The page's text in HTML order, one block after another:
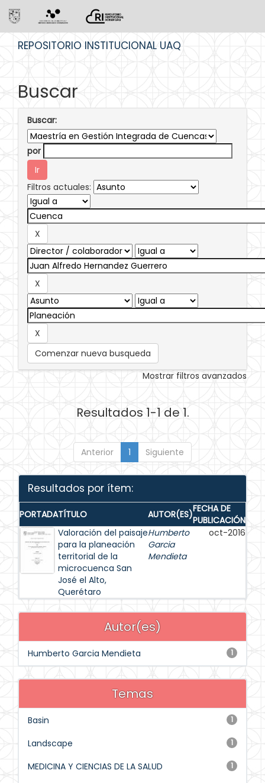
REPOSITORIO INSTITUCIONAL UAQ
Buscar
Buscar:
por
Filtros actuales:
Comenzar nueva busqueda
Mostrar filtros avanzados
Resultados 1-1 de 1.
Anterior 1 Siguiente
Resultados por ítem:
PORTADATÍTULO AUTOR(ES)FECHA DE
PUBLICACIÓN
Valoración del paisaje
para la planeación
territorial de la
microcuenca San
José el Alto,
Querétaro
Humberto
Garcia
Mendieta
oct-2016
Autor(es)
1
Humberto Garcia Mendieta
Temas
1
Basin
1
Landscape
1
MEDICINA Y CIENCIAS DE LA SALUD